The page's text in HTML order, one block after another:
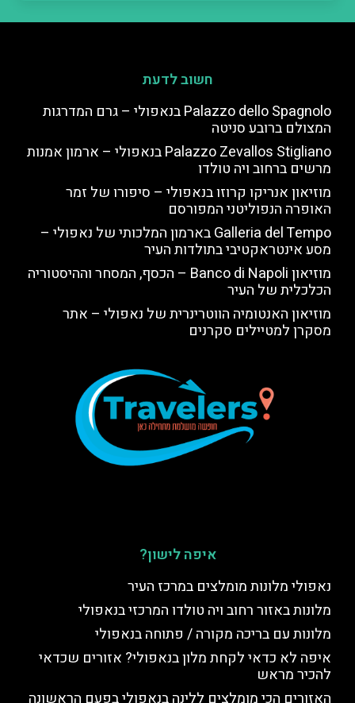
חשוב לדעת
Palazzo dello Spagnolo בנאפולי – גרם המדרגות
המצולם ברובע סניטה
Palazzo Zevallos Stigliano בנאפולי – ארמון אמנות
מרשים ברחוב ויה טולדו
מוזיאון אנריקו קרוזו בנאפולי – סיפורו של זמר
האופרה הנפוליטני המפורסם
Galleria del Tempo בארמון המלכותי של נאפולי –
מסע אינטראקטיבי בתולדות העיר
מוזיאון Banco di Napoli – הכסף, המסחר וההיסטוריה
הכלכלית של העיר
מוזיאון האנטומיה הווטרינרית של נאפולי – אתר
מסקרן למטיילים סקרנים
איפה לישון?
נאפולי מלונות מומלצים במרכז העיר
מלונות באזור רחוב ויה טולדו המרכזי בנאפולי
מלונות עם בריכה מקורה / פתוחה בנאפולי
איפה לא כדאי לקחת מלון בנאפולי? אזורים שכדאי
להכיר מראש